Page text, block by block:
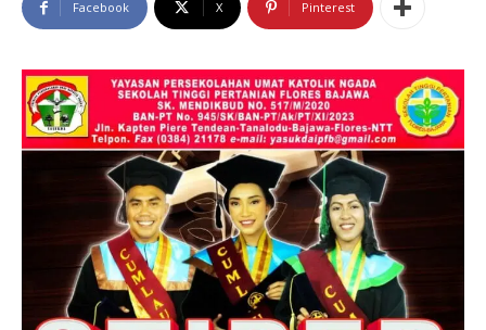
Facebook X Pinterest